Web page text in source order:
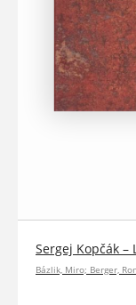
Sergej Kopčák –
Bázlik, Miro; Berger,